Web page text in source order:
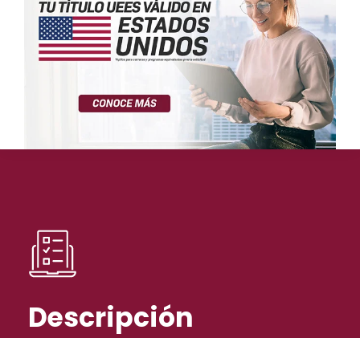
Descripción